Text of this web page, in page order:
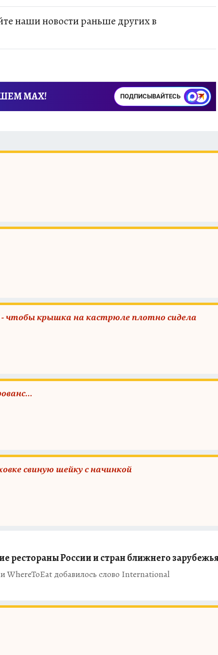
новых альбомов в неделю, самое
наши новости раньше других в
MAX! ПОДПИСЫВАЙТЕСЬ
чтобы крышка на кастрюле плотно сидела
свиную шейку с начинкой
рестораны России и стран ближнего
WhereToEat добавилось слово International